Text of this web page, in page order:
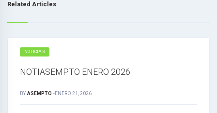
Related Articles
NOTICIAS
NOTIASEMPTO ENERO 2026
BY ASEMPTO -ENERO 21, 2026